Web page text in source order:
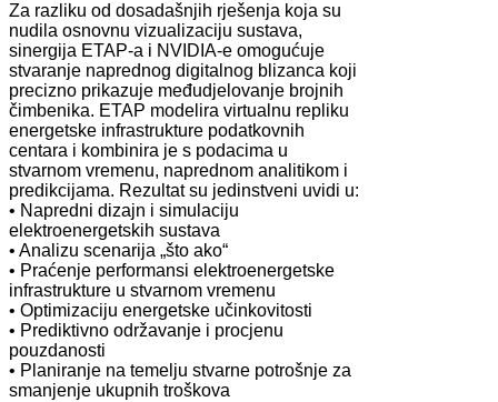
Za razliku od dosadašnjih rješenja koja su
nudila osnovnu vizualizaciju sustava,
sinergija ETAP-a i NVIDIA-e omogućuje
stvaranje naprednog digitalnog blizanca koji
precizno prikazuje međudjelovanje brojnih
čimbenika. ETAP modelira virtualnu repliku
energetske infrastrukture podatkovnih
centara i kombinira je s podacima u
stvarnom vremenu, naprednom analitikom i
predikcijama. Rezultat su jedinstveni uvidi u:
• Napredni dizajn i simulaciju
elektroenergetskih sustava
• Analizu scenarija „što ako“
• Praćenje performansi elektroenergetske
infrastrukture u stvarnom vremenu
• Optimizaciju energetske učinkovitosti
• Prediktivno održavanje i procjenu
pouzdanosti
• Planiranje na temelju stvarne potrošnje za
smanjenje ukupnih troškova